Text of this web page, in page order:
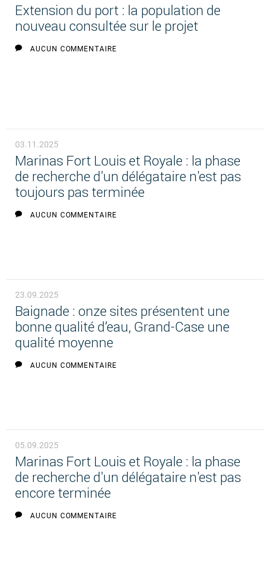
Extension du port : la population de
nouveau consultée sur le projet
AUCUN COMMENTAIRE
03.11.2025
Marinas Fort Louis et Royale : la phase
de recherche d'un délégataire n'est pas
toujours pas terminée
AUCUN COMMENTAIRE
23.09.2025
Baignade : onze sites présentent une
bonne qualité d’eau, Grand-Case une
qualité moyenne
AUCUN COMMENTAIRE
05.09.2025
Marinas Fort Louis et Royale : la phase
de recherche d'un délégataire n'est pas
encore terminée
AUCUN COMMENTAIRE